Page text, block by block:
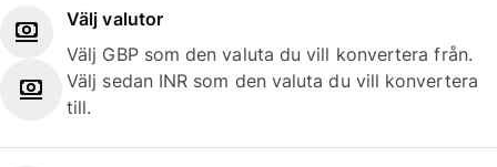
Välj valutor
Välj GBP som den valuta du vill konvertera från.
Välj sedan INR som den valuta du vill konvertera
till.